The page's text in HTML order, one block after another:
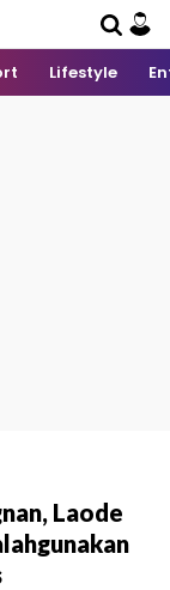
Lifestyle
Laode